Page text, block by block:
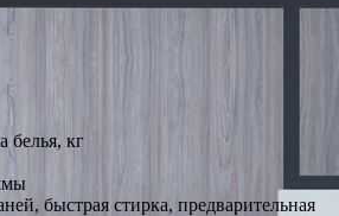
белья, кг
быстрая стирка, предварительная